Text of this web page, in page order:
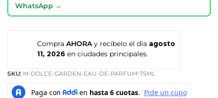
WhatsApp →
Compra AHORA y recíbelo el día agosto
11, 2026 en ciudades principales.
SKU: M-DOLCE-GARDEN-EAU-DE-PARFUM-75ML